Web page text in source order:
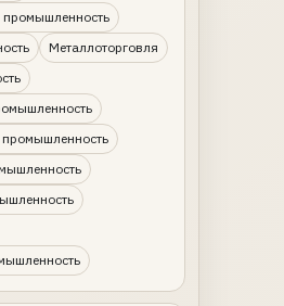
промышленность
Металлоторговля